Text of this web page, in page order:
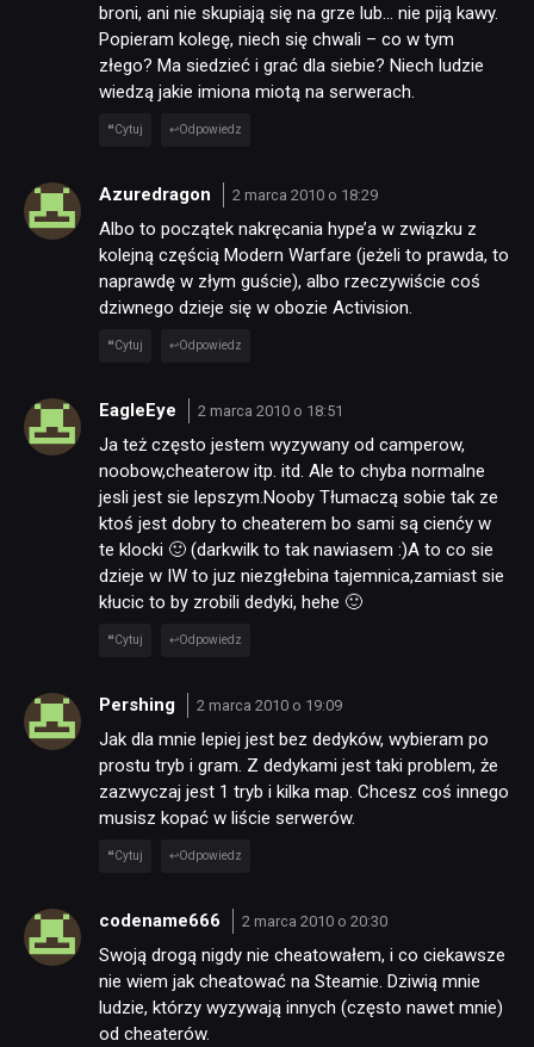
broni, ani nie skupiają się na grze lub… nie piją kawy.
Popieram kolegę, niech się chwali – co w tym
złego? Ma siedzieć i grać dla siebie? Niech ludzie
wiedzą jakie imiona miotą na serwerach.
Cytuj Odpowiedz
Azuredragon 2 marca 2010 o 18:29
Albo to początek nakręcania hype’a w związku z
kolejną częścią Modern Warfare (jeżeli to prawda, to
naprawdę w złym guście), albo rzeczywiście coś
dziwnego dzieje się w obozie Activision.
Cytuj Odpowiedz
EagleEye 2 marca 2010 o 18:51
Ja też często jestem wyzywany od camperow,
noobow,cheaterow itp. itd. Ale to chyba normalne
jesli jest sie lepszym.Nooby Tłumaczą sobie tak ze
ktoś jest dobry to cheaterem bo sami są cienćy w
te klocki 🙂 (darkwilk to tak nawiasem :)A to co sie
dzieje w IW to juz niezgłebina tajemnica,zamiast sie
kłucic to by zrobili dedyki, hehe 🙂
Cytuj Odpowiedz
Pershing 2 marca 2010 o 19:09
Jak dla mnie lepiej jest bez dedyków, wybieram po
prostu tryb i gram. Z dedykami jest taki problem, że
zazwyczaj jest 1 tryb i kilka map. Chcesz coś innego
musisz kopać w liście serwerów.
Cytuj Odpowiedz
codename666 2 marca 2010 o 20:30
Swoją drogą nigdy nie cheatowałem, i co ciekawsze
nie wiem jak cheatować na Steamie. Dziwią mnie
ludzie, którzy wyzywają innych (często nawet mnie)
od cheaterów.